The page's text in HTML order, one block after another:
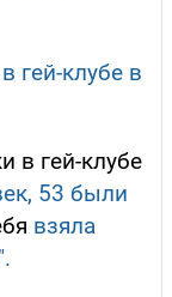
гей-клубе в
в гей-клубе
53 были
взяла